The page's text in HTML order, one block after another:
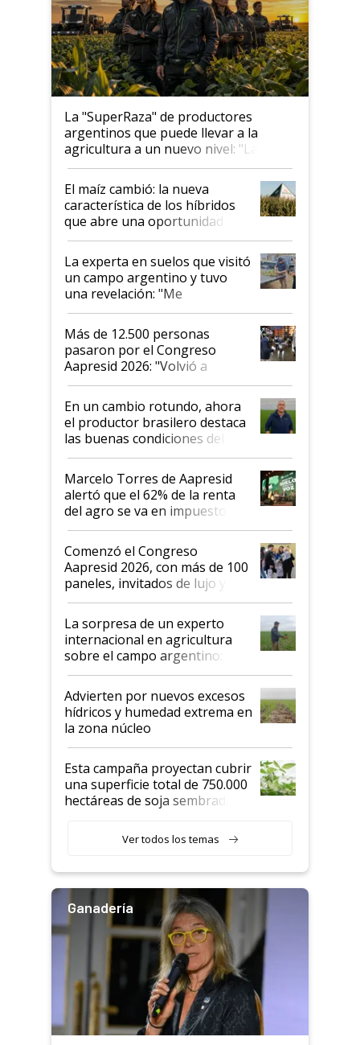
La "SuperRaza" de productores
argentinos que puede llevar a la
agricultura a un nuevo nivel: "Las
posibilidades de crecimiento son
infinitas"
El maíz cambió: la nueva
característica de los híbridos
que abre una oportunidad en
el lote
La experta en suelos que visitó
un campo argentino y tuvo
una revelación: "Me
impresionó mucho"
Más de 12.500 personas
pasaron por el Congreso
Aapresid 2026: "Volvió a
demostrar que hablar del
suelo es hablar de todo el
sistema productivo"
En un cambio rotundo, ahora
el productor brasilero destaca
las buenas condiciones del
agro argentino para invertir:
"Los veo más motivados"
Marcelo Torres de Aapresid
alertó que el 62% de la renta
del agro se va en impuestos:
"No es bueno que en
Argentina se sigan discutiendo
las mismas cosas de hace 50
años"
Comenzó el Congreso
Aapresid 2026, con más de 100
paneles, invitados de lujo y
todas las tendencias
La sorpresa de un experto
internacional en agricultura
sobre el campo argentino:
"Estoy muy impresionado"
Advierten por nuevos excesos
hídricos y humedad extrema en
la zona núcleo
Esta campaña proyectan cubrir
una superficie total de 750.000
hectáreas de soja sembradas
variedades que marcan un
salto tecnológico en genética y
Ver todos los temas
Ganadería